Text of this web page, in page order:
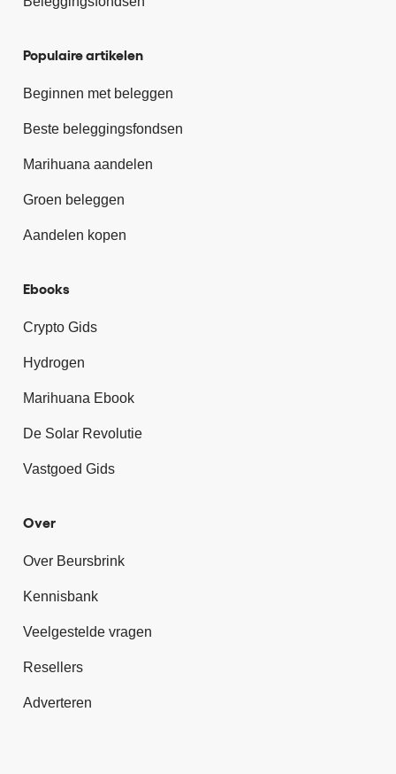
Populaire artikelen
Beginnen met beleggen
Beste beleggingsfondsen
Marihuana aandelen
Groen beleggen
Aandelen kopen
Ebooks
Crypto Gids
Hydrogen
Marihuana Ebook
De Solar Revolutie
Vastgoed Gids
Over
Over Beursbrink
Kennisbank
Veelgestelde vragen
Resellers
Adverteren